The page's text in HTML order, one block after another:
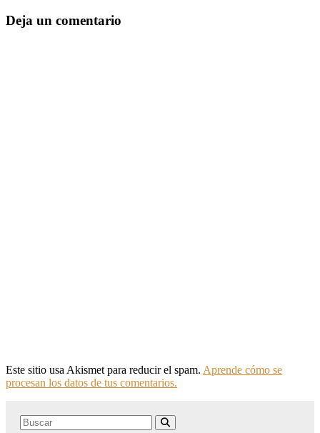
Deja un comentario
Este sitio usa Akismet para reducir el spam. Aprende cómo se
procesan los datos de tus comentarios.
Search